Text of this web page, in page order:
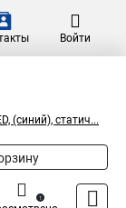
Войти
(синий), статич...
1